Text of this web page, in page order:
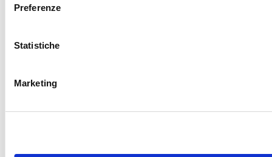
Preferenze
Statistiche
Marketing